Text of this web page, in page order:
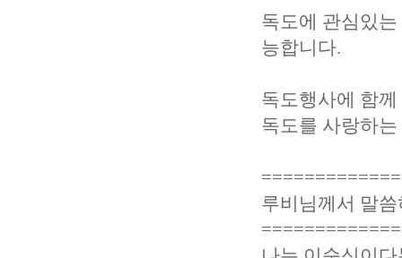
독도에 관심있
능합니다.
독도행사에 함
독도를 사랑하
루비님께서 말